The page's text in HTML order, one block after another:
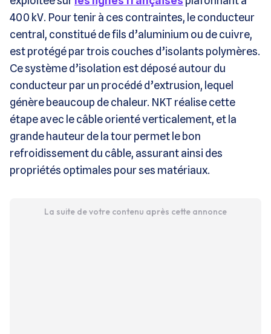
400 kV. Pour tenir à ces contraintes, le conducteur
central, constitué de fils d’aluminium ou de cuivre,
est protégé par trois couches d’isolants polymères.
Ce système d’isolation est déposé autour du
conducteur par un procédé d’extrusion, lequel
génère beaucoup de chaleur. NKT réalise cette
étape avec le câble orienté verticalement, et la
grande hauteur de la tour permet le bon
refroidissement du câble, assurant ainsi des
propriétés optimales pour ses matériaux.
La suite de votre contenu après cette annonce